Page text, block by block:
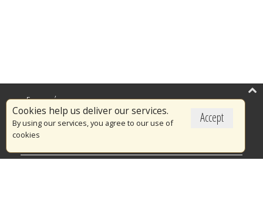
Accept
Cookies help us deliver our services.
By using our services, you agree to our use of
cookies
Επικαιρότητα
Το Πυροσβεστικό Σώμα